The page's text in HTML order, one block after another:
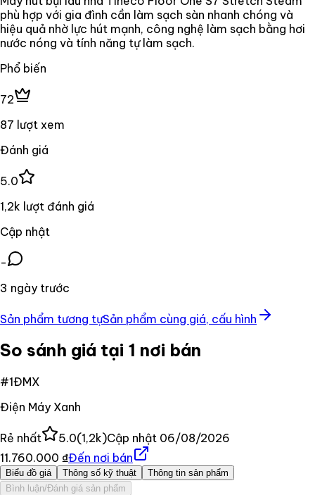
phù hợp với gia đình cần làm sạch sàn nhanh chóng và
hiệu quả nhờ lực hút mạnh, công nghệ làm sạch bằng hơi
nước nóng và tính năng tự làm sạch.
Phổ biến
72
87 lượt xem
Đánh giá
5.0
1,2k lượt đánh giá
Cập nhật
-
3 ngày trước
Sản phẩm tương tựSản phẩm cùng giá, cấu hình
So sánh giá tại 1 nơi bán
#1ĐMX
Điện Máy Xanh
Rẻ nhất 5.0(1,2k)Cập nhật 06/08/2026
11.760.000 ₫Đến nơi bán
Biểu đồ giá Thông số kỹ thuật
Thông tin sản phẩm
Bình luận/Đánh giá sản phẩm